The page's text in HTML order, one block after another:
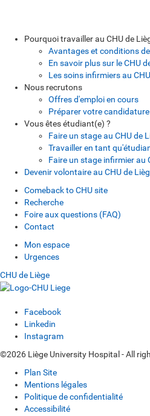
Pourquoi travailler au CHU de
Avantages et conditions
En savoir plus sur le CHU
Les soins infirmiers au CHU
Nous recrutons
Offres d'emploi en cours
Préparer votre candidature
Vous êtes étudiant(e) ?
Faire un stage au CHU de
Travailler en tant
Faire un stage infirmier au
Devenir volontaire au CHU de
Comeback to CHU site
Recherche
Foire aux questions (FAQ)
Contact
Mon espace
Urgences
CHU de Liège
Facebook
Linkedin
Instagram
©2026 Liège University Hospital - All
Plan Site
Mentions légales
Politique de confidentialité
Accessibilité